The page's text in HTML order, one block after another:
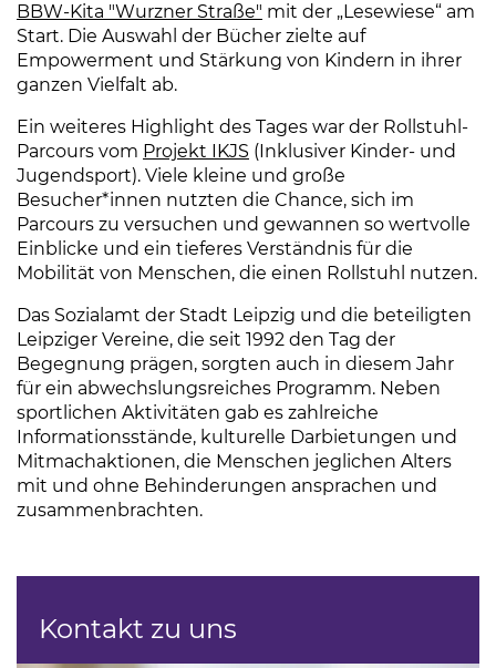
BBW-Kita "Wurzner Straße" (Link öffnet einen neuen
mit der „Lesewiese“ am
Start. Die Auswahl der Bücher zielte auf
Empowerment und Stärkung von Kindern in ihrer
ganzen Vielfalt ab.
Ein weiteres Highlight des Tages war der Rollstuhl-
Parcours vom Projekt IKJS (Link öffnet einen neuen
(Inklusiver Kinder- und
Jugendsport). Viele kleine und große
Besucher*innen nutzten die Chance, sich im
Parcours zu versuchen und gewannen so wertvolle
Einblicke und ein tieferes Verständnis für die
Mobilität von Menschen, die einen Rollstuhl nutzen.
Das Sozialamt der Stadt Leipzig und die beteiligten
Leipziger Vereine, die seit 1992 den Tag der
Begegnung prägen, sorgten auch in diesem Jahr
für ein abwechslungsreiches Programm. Neben
sportlichen Aktivitäten gab es zahlreiche
Informationsstände, kulturelle Darbietungen und
Mitmachaktionen, die Menschen jeglichen Alters
mit und ohne Behinderungen ansprachen und
zusammenbrachten.
Kontakt zu uns